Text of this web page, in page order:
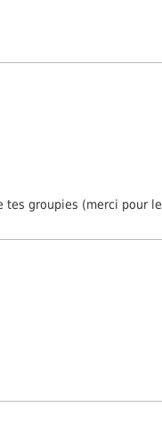
groupies (merci